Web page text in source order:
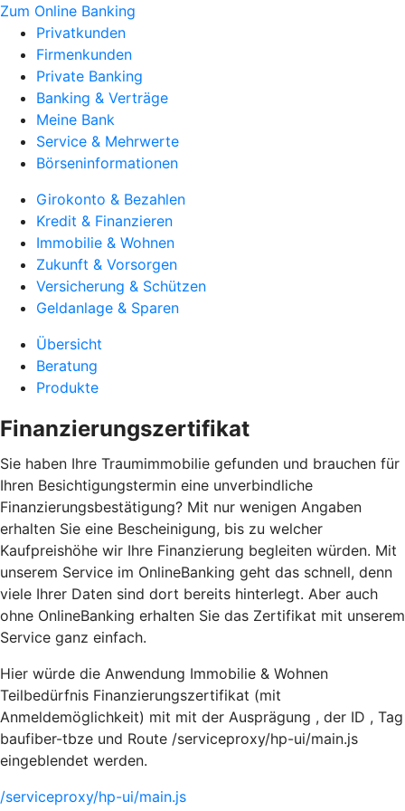
Zum Online Banking
Privatkunden
Firmenkunden
Private Banking
Banking & Verträge
Meine Bank
Service & Mehrwerte
Börseninformationen
Girokonto & Bezahlen
Kredit & Finanzieren
Immobilie & Wohnen
Zukunft & Vorsorgen
Versicherung & Schützen
Geldanlage & Sparen
Übersicht
Beratung
Produkte
Finanzierungszertifikat
Sie haben Ihre Traumimmobilie gefunden und brauchen für
Ihren Besichtigungstermin eine unverbindliche
Finanzierungsbestätigung? Mit nur wenigen Angaben
erhalten Sie eine Bescheinigung, bis zu welcher
Kaufpreishöhe wir Ihre Finanzierung begleiten würden. Mit
unserem Service im OnlineBanking geht das schnell, denn
viele Ihrer Daten sind dort bereits hinterlegt. Aber auch
ohne OnlineBanking erhalten Sie das Zertifikat mit unserem
Service ganz einfach.
Hier würde die Anwendung Immobilie & Wohnen
Teilbedürfnis Finanzierungszertifikat (mit
Anmeldemöglichkeit) mit mit der Ausprägung , der ID , Tag
baufiber-tbze und Route /serviceproxy/hp-ui/main.js
eingeblendet werden.
/serviceproxy/hp-ui/main.js